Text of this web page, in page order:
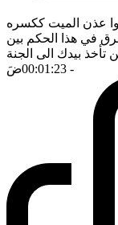
عذن الميت ككسره
في هذا الحكم بين
بيدك الى الجنة
- 00:01:23
ضَ